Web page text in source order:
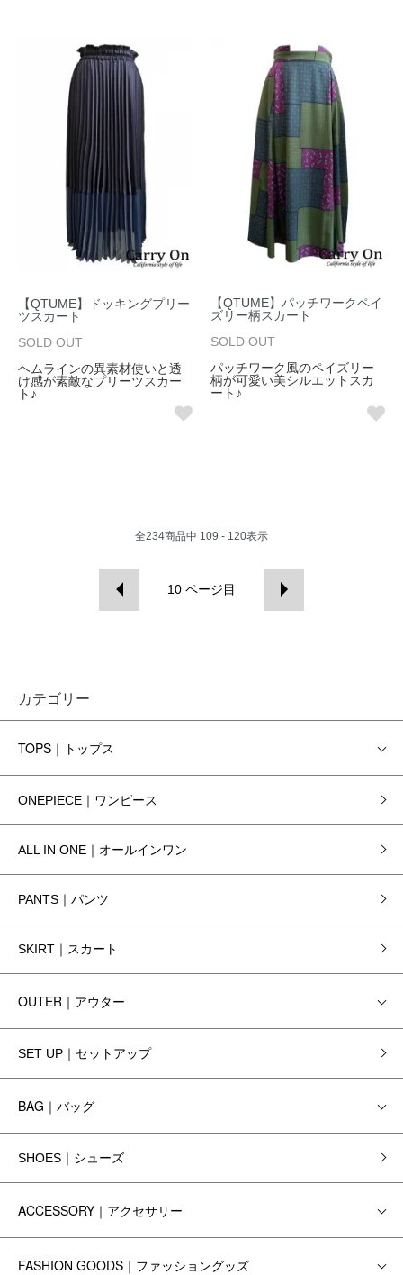
【QTUME】ドッキングプリー
ツスカート
SOLD OUT
ヘムラインの異素材使いと透
け感が素敵なプリーツスカー
ト♪
【QTUME】パッチワークペイ
ズリー柄スカート
SOLD OUT
パッチワーク風のペイズリー
柄が可愛い美シルエットスカ
ート♪
全234商品中 109 - 120表示
10 ページ目
カテゴリー
TOPS｜トップス
ONEPIECE｜ワンピース
ALL IN ONE｜オールインワン
PANTS｜パンツ
SKIRT｜スカート
OUTER｜アウター
SET UP｜セットアップ
BAG｜バッグ
SHOES｜シューズ
ACCESSORY｜アクセサリー
FASHION GOODS｜ファッショングッズ